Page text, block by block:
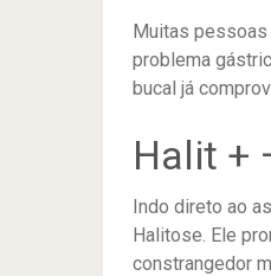
Muitas pessoas
problema
bucal já
Halit +
Indo direto ao
Halitose. Ele
constrangedor